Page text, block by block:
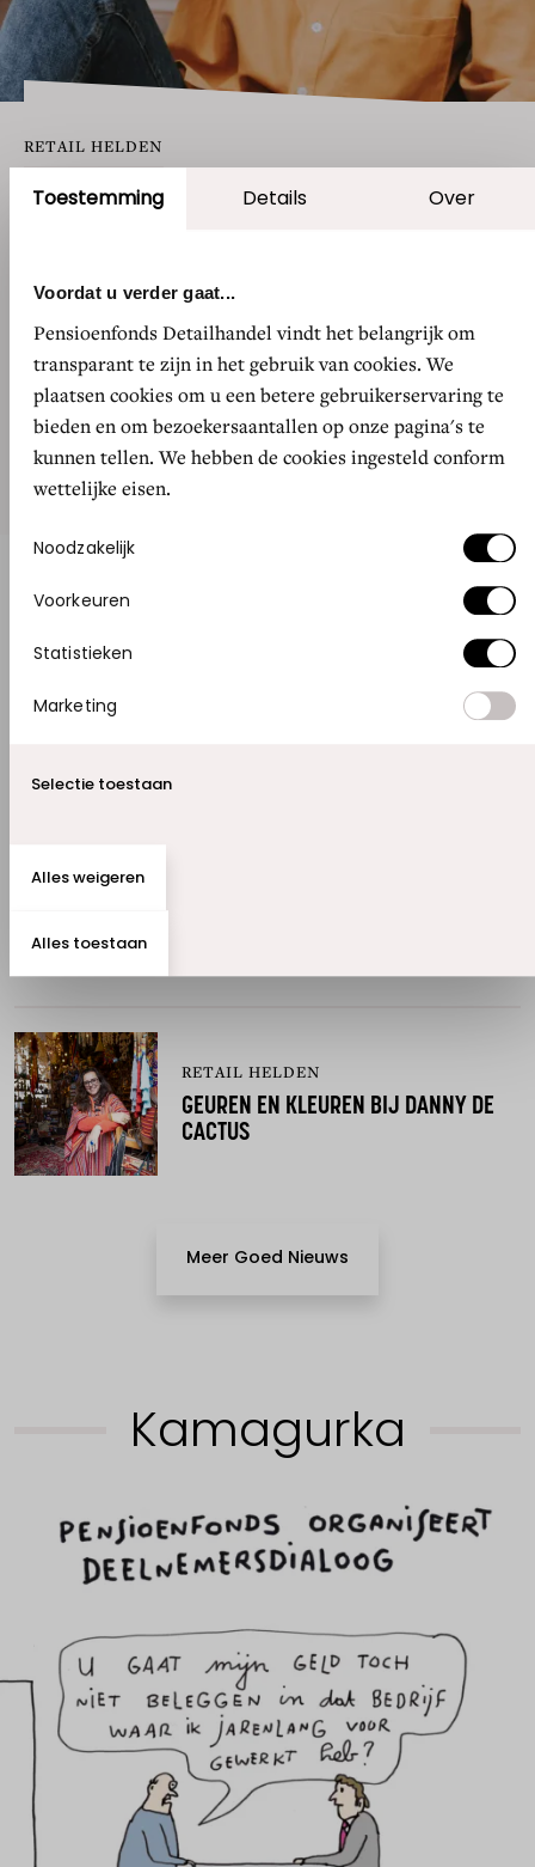
Toestemming Details Over
Voordat u verder gaat...
Pensioenfonds Detailhandel vindt het belangrijk om
transparant te zijn in het gebruik van cookies. We
plaatsen cookies om u een betere gebruikerservaring te
bieden en om bezoekersaantallen op onze pagina's te
kunnen tellen. We hebben de cookies ingesteld conform
wettelijke eisen.
Toestemmingsselectie
Noodzakelijk
Voorkeuren
Statistieken
Marketing
Alles toestaan
Selectie toestaan
Alles weigeren
RETAIL HELDEN
Piepjonge
pieken in de retail
Door slim gebruik te maken van social media-kanalen
als TikTok, bouwt een serie jonge ondernemers aan
nieuwe retailzaken. Prille pubers waren sommigen
nog toen ze online doorbraken.
"HET IS HIER RUSTIG EN KOUD, AL
GAUW TOT -24°C"
RETAIL HELDEN
GEUREN EN KLEUREN BIJ DANNY DE
CACTUS
Meer Goed Nieuws
Kamagurka